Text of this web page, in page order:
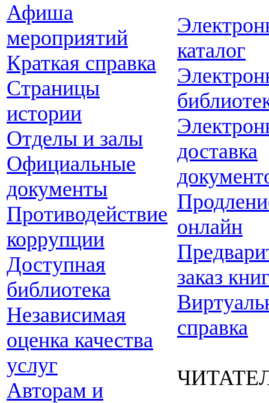
Афиша
мероприятий
Краткая справка
Страницы
истории
Отделы и залы
Официальные
документы
Противодействие
коррупции
Доступная
библиотека
Независимая
оценка качества
услуг
Авторам и
каталог
доставка
онлайн
заказ
справка